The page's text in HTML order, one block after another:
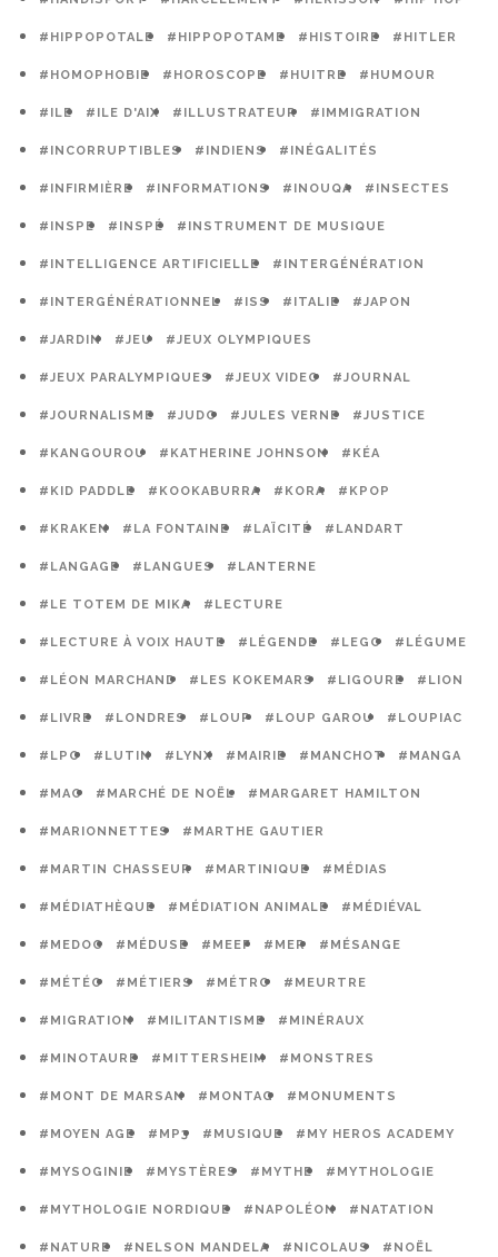
#HIPPOPOTALE #HIPPOPOTAME #HISTOIRE #HITLER
#HOMOPHOBIE #HOROSCOPE #HUITRE #HUMOUR
#ILE #ILE D'AIX #ILLUSTRATEUR #IMMIGRATION
#INCORRUPTIBLES #INDIENS #INÉGALITÉS
#INFIRMIÈRE #INFORMATIONS #INOUQA #INSECTES
#INSPE #INSPÉ #INSTRUMENT DE MUSIQUE
#INTELLIGENCE ARTIFICIELLE #INTERGÉNÉRATION
#INTERGÉNÉRATIONNEL #ISS #ITALIE #JAPON
#JARDIN #JEU #JEUX OLYMPIQUES
#JEUX PARALYMPIQUES #JEUX VIDEO #JOURNAL
#JOURNALISME #JUDO #JULES VERNE #JUSTICE
#KANGOUROU #KATHERINE JOHNSON #KÉA
#KID PADDLE #KOOKABURRA #KORA #KPOP
#KRAKEN #LA FONTAINE #LAÏCITÉ #LANDART
#LANGAGE #LANGUES #LANTERNE
#LE TOTEM DE MIKA #LECTURE
#LECTURE À VOIX HAUTE #LÉGENDE #LEGO #LÉGUME
#LÉON MARCHAND #LES KOKEMARS #LIGOURE #LION
#LIVRE #LONDRES #LOUP #LOUP GAROU #LOUPIAC
#LPO #LUTIN #LYNX #MAIRIE #MANCHOT #MANGA
#MAO #MARCHÉ DE NOËL #MARGARET HAMILTON
#MARIONNETTES #MARTHE GAUTIER
#MARTIN CHASSEUR #MARTINIQUE #MÉDIAS
#MÉDIATHÈQUE #MÉDIATION ANIMALE #MÉDIÉVAL
#MEDOC #MÉDUSE #MEEF #MER #MÉSANGE
#MÉTÉO #MÉTIERS #MÉTRO #MEURTRE
#MIGRATION #MILITANTISME #MINÉRAUX
#MINOTAURE #MITTERSHEIM #MONSTRES
#MONT DE MARSAN #MONTAG #MONUMENTS
#MOYEN AGE #MP3 #MUSIQUE #MY HEROS ACADEMY
#MYSOGINIE #MYSTÈRES #MYTHE #MYTHOLOGIE
#MYTHOLOGIE NORDIQUE #NAPOLÉON #NATATION
#NATURE #NELSON MANDELA #NICOLAUS #NOËL